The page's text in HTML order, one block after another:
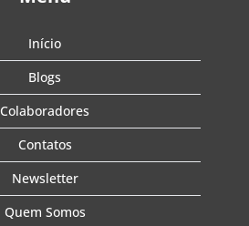
Início
Blogs
Colaboradores
Contatos
Newsletter
Quem Somos